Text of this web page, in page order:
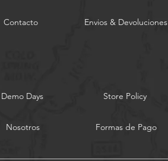
Contacto Envios & Devoluciones
Demo Days Store Policy
Nosotros Formas de Pago